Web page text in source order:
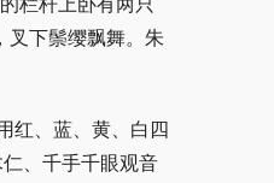
叉下鬃缨飘舞。朱
红、蓝、黄、白四
、千手千眼观音